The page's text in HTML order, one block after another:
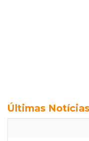
Últimas Notícias